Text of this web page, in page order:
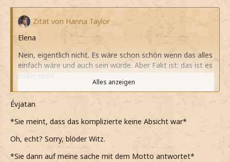
Zitat von Hanna Taylor
Elena
Nein, eigentlich nicht. Es wäre schon schön wenn das alles
einfach wäre und auch sein würde. Aber Fakt ist: das ist es
leider nicht
*erzähle*
Ja, das Motto kommt mir wirklich sehr bekannt vor.
Ich glaube ich sollte mir diesen Spruch irgendwo in
meinem Schlafsaal ganz groß hinkleben
*noch hinzufüge*
Alles anzeigen
Évjatan
*Sie meint, dass das komplizierte keine Absicht war*
Oh, echt? Sorry, blöder Witz.
*Sie dann auf meine sache mit dem Motto antwortet*